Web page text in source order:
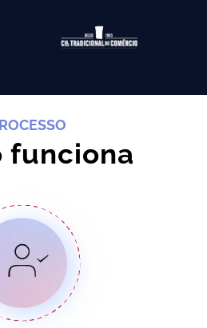
funciona